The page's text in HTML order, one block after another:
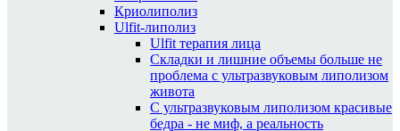
Криолиполиз
Ulfit-липолиз
Ulfit терапия лица
Складки и лишние объемы больше не
проблема с ультразвуковым липолизом
живота
С ультразвуковым липолизом красивые
бедра - не миф, а реальность